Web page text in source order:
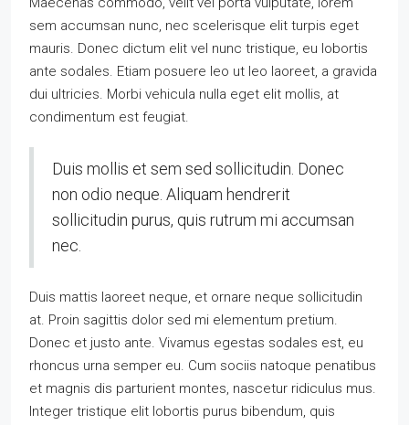
sem accumsan nunc, nec scelerisque elit turpis eget
mauris. Donec dictum elit vel nunc tristique, eu lobortis
ante sodales. Etiam posuere leo ut leo laoreet, a gravida
dui ultricies. Morbi vehicula nulla eget elit mollis, at
condimentum est feugiat.
Duis mollis et sem sed sollicitudin. Donec
non odio neque. Aliquam hendrerit
sollicitudin purus, quis rutrum mi accumsan
nec.
Duis mattis laoreet neque, et ornare neque sollicitudin
at. Proin sagittis dolor sed mi elementum pretium.
Donec et justo ante. Vivamus egestas sodales est, eu
rhoncus urna semper eu. Cum sociis natoque penatibus
et magnis dis parturient montes, nascetur ridiculus mus.
Integer tristique elit lobortis purus bibendum, quis